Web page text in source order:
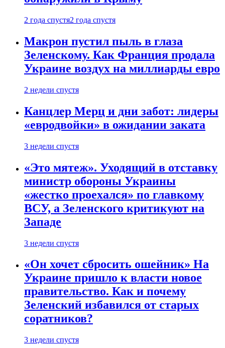
2 года спустя2 года спустя
Макрон пустил пыль в глаза
Зеленскому. Как Франция продала
Украине воздух на миллиарды евро
2 недели спустя
Канцлер Мерц и дни забот: лидеры
«евродвойки» в ожидании заката
3 недели спустя
«Это мятеж». Уходящий в отставку
министр обороны Украины
«жестко проехался» по главкому
ВСУ, а Зеленского критикуют на
Западе
3 недели спустя
«Он хочет сбросить ошейник» На
Украине пришло к власти новое
правительство. Как и почему
Зеленский избавился от старых
соратников?
3 недели спустя